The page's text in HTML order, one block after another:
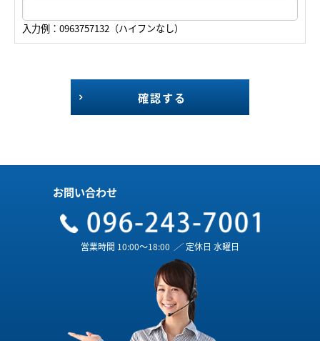
入力例：0963757132（ハイフンなし）
確認する
お問い合わせ
営業時間 10:00～18:00 ／ 定休日 水曜日